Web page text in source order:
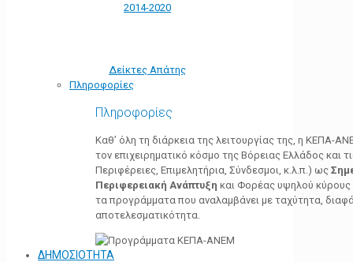
2014-2020
Δείκτες Απάτης
Πληροφορίες
Πληροφορίες
Καθ’ όλη τη διάρκεια της λειτουργίας της, η ΚΕΠΑ-
τον επιχειρηματικό κόσμο της Βόρειας Ελλάδος και
Περιφέρειες, Επιμελητήρια, Σύνδεσμοι, κ.λ.π.) ως
Περιφερειακή Ανάπτυξη και Φορέας υψηλού κύρους
τα προγράμματα που αναλαμβάνει με ταχύτητα,
αποτελεσματικότητα.
ΔΗΜΟΣΙΟΤΗΤΑ